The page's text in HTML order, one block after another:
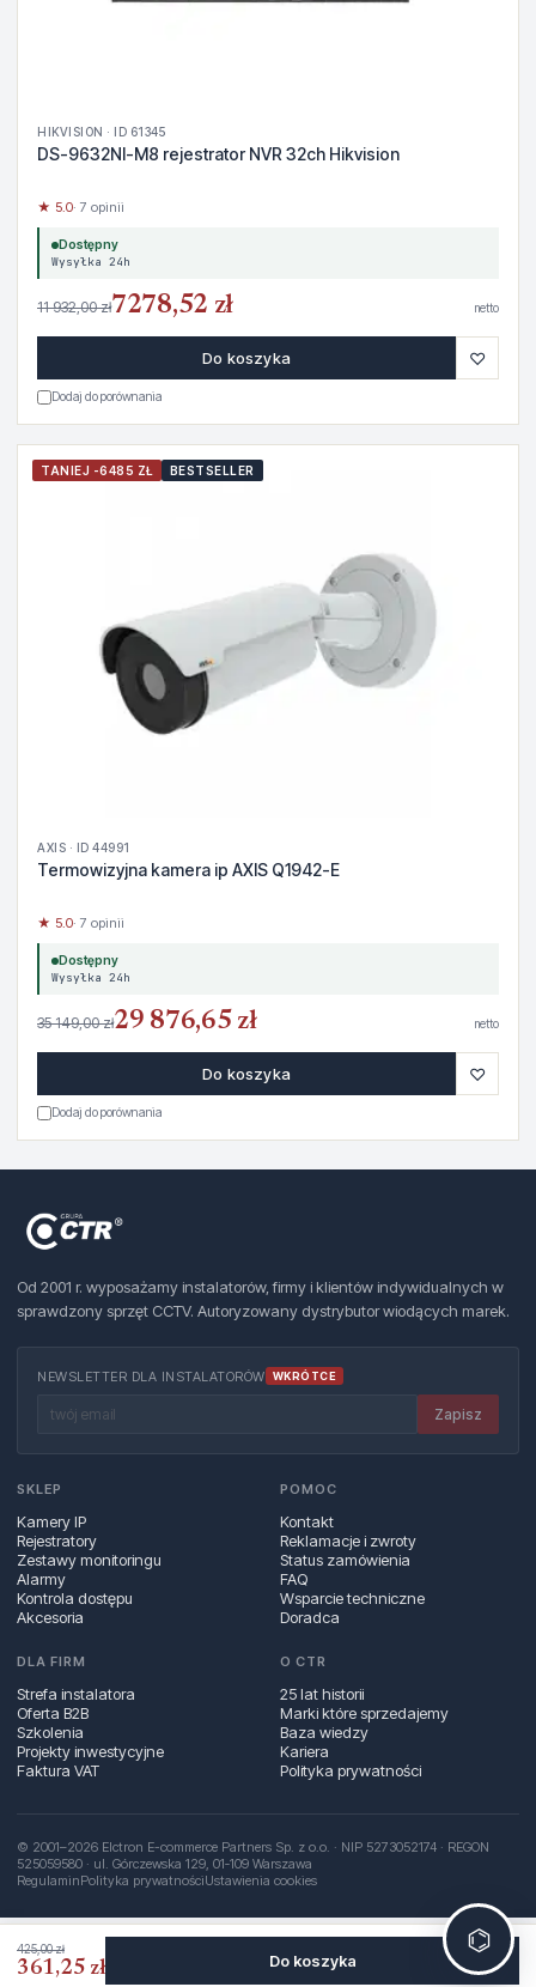
425,00 zł
361,25 zł Do koszyka
HIKVISION · ID 61345
DS-9632NI-M8 rejestrator NVR 32ch Hikvision
★ 5.0· 7 opinii
Dostępny
Wysyłka 24h
11 932,00 zł7278,52 zł netto
Do koszyka ♡
Dodaj do porównania
TANIEJ -6485 ZŁ BESTSELLER
AXIS · ID 44991
Termowizyjna kamera ip AXIS Q1942-E
★ 5.0· 7 opinii
Dostępny
Wysyłka 24h
35 149,00 zł29 876,65 zł netto
Do koszyka ♡
Dodaj do porównania
Od 2001 r. wyposażamy instalatorów, firmy i klientów indywidualnych w
sprawdzony sprzęt CCTV. Autoryzowany dystrybutor wiodących marek.
NEWSLETTER DLA INSTALATORÓW WKRÓTCE
Zapisz
SKLEP
Kamery IP
Rejestratory
Zestawy monitoringu
Alarmy
Kontrola dostępu
Akcesoria
POMOC
Kontakt
Reklamacje i zwroty
Status zamówienia
FAQ
Wsparcie techniczne
Doradca
DLA FIRM
Strefa instalatora
Oferta B2B
Szkolenia
Projekty inwestycyjne
Faktura VAT
O CTR
25 lat historii
Marki które sprzedajemy
Baza wiedzy
Kariera
Polityka prywatności
© 2001–2026 Elctron E-commerce Partners Sp. z o.o. · NIP 5273052174 · REGON
525059580 · ul. Górczewska 129, 01‑109 Warszawa
RegulaminPolityka prywatnościUstawienia cookies
⌬